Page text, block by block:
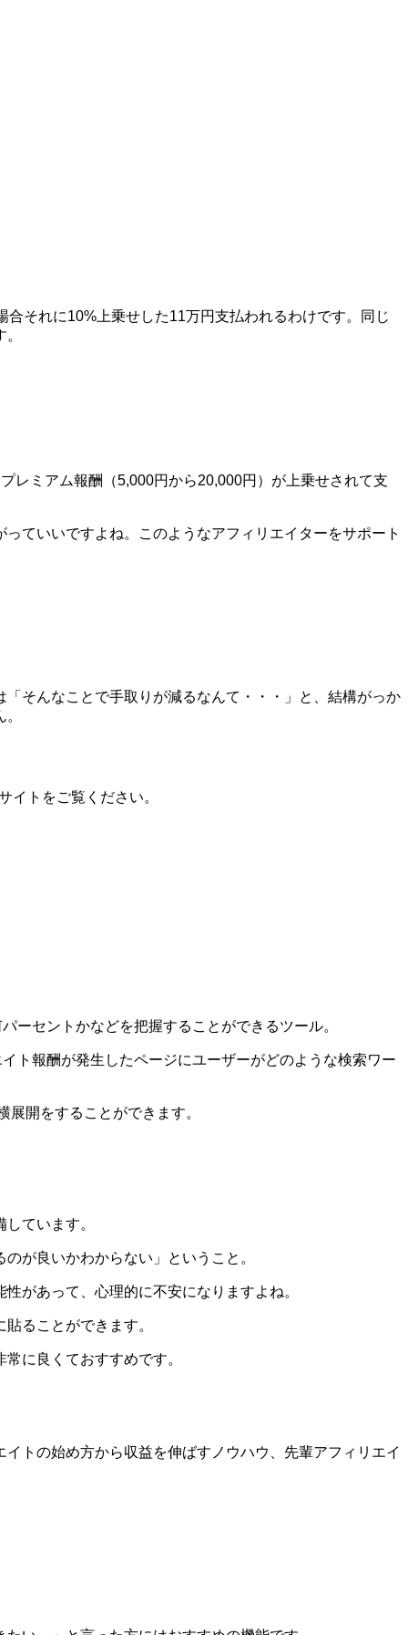
それに10%上乗せした11万円支払われるわけです。同じ
レミアム報酬（5,000円から20,000円）が上乗せされて支
ていいですよね。このようなアフィリエイターをサポート
そんなことで手取りが減るなんて・・・」と、結構がっか
イトをご覧ください。
ーセントかなどを把握することができるツール。
ト報酬が発生したページにユーザーがどのような検索ワー
開をすることができます。
ています。
が良いかわからない」ということ。
があって、心理的に不安になりますよね。
ることができます。
に良くておすすめです。
トの始め方から収益を伸ばすノウハウ、先輩アフィリエイ